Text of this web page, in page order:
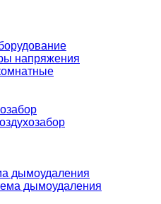
напряжения
дымоудаления
дымоудаления